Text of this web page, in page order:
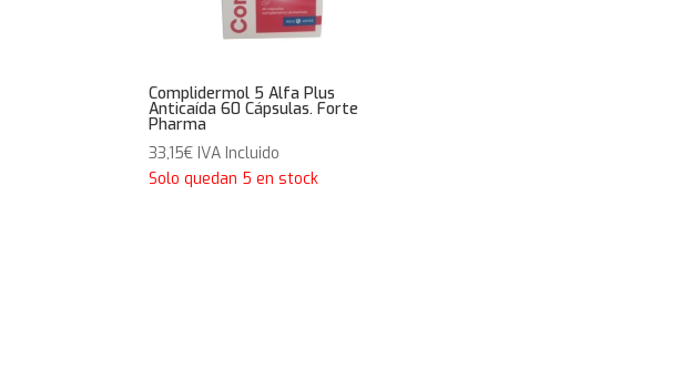
Complidermol 5 Alfa Plus
Anticaída 60 Cápsulas. Forte
Pharma
33,15€ IVA Incluido
Solo quedan 5 en stock